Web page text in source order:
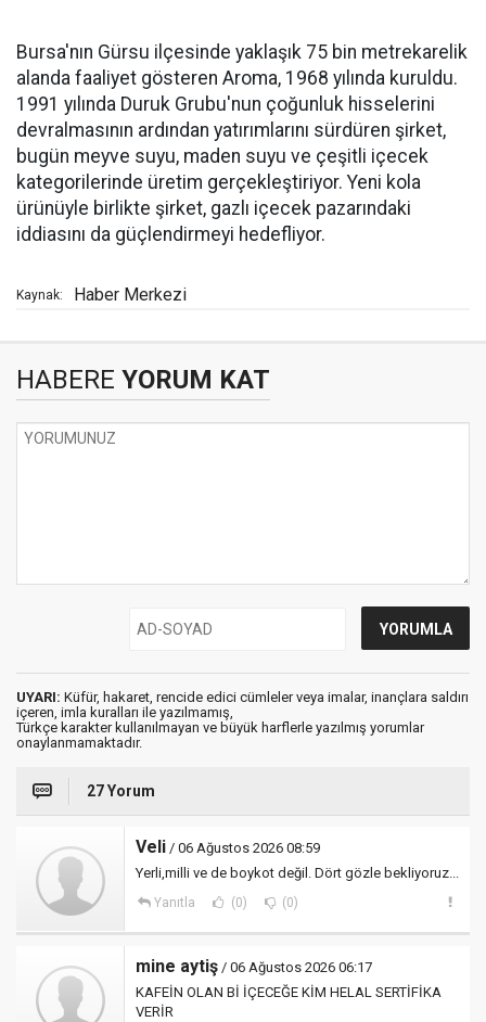
Bursa'nın Gürsu ilçesinde yaklaşık 75 bin metrekarelik
alanda faaliyet gösteren Aroma, 1968 yılında kuruldu.
1991 yılında Duruk Grubu'nun çoğunluk hisselerini
devralmasının ardından yatırımlarını sürdüren şirket,
bugün meyve suyu, maden suyu ve çeşitli içecek
kategorilerinde üretim gerçekleştiriyor. Yeni kola
ürünüyle birlikte şirket, gazlı içecek pazarındaki
iddiasını da güçlendirmeyi hedefliyor.
Kaynak: Haber Merkezi
HABERE YORUM KAT
UYARI: Küfür, hakaret, rencide edici cümleler veya imalar, inançlara saldırı
içeren, imla kuralları ile yazılmamış,
Türkçe karakter kullanılmayan ve büyük harflerle yazılmış yorumlar
onaylanmamaktadır.
27 Yorum
Veli / 06 Ağustos 2026 08:59
Yerli,milli ve de boykot değil. Dört gözle bekliyoruz...
Yanıtla (0) (0)
mine aytiş / 06 Ağustos 2026 06:17
KAFEİN OLAN Bİ İÇECEĞE KİM HELAL SERTİFİKA
VERİR